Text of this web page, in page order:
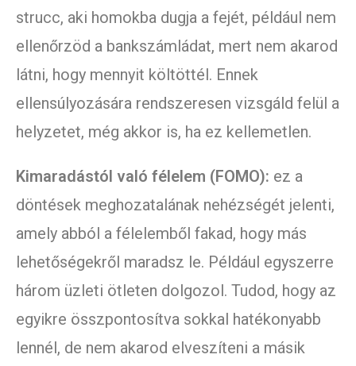
strucc, aki homokba dugja a fejét, például nem
ellenőrzöd a bankszámládat, mert nem akarod
látni, hogy mennyit költöttél. Ennek
ellensúlyozására rendszeresen vizsgáld felül a
helyzetet, még akkor is, ha ez kellemetlen.
Kimaradástól való félelem (FOMO): ez a
döntések meghozatalának nehézségét jelenti,
amely abból a félelemből fakad, hogy más
lehetőségekről maradsz le. Például egyszerre
három üzleti ötleten dolgozol. Tudod, hogy az
egyikre összpontosítva sokkal hatékonyabb
lennél, de nem akarod elveszíteni a másik